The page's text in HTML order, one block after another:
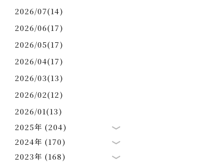
2026/07(14)
2026/06(17)
2026/05(17)
2026/04(17)
2026/03(13)
2026/02(12)
2026/01(13)
2025年 (204)
2024年 (170)
2023年 (168)